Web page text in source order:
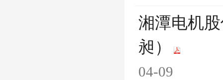
湘潭电机
昶）
04-09